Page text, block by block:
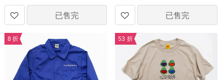
已售完 已售完
8 折 53 折